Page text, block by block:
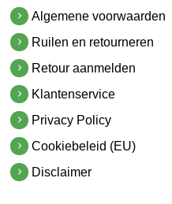
Algemene voorwaarden
Ruilen en retourneren
Retour aanmelden
Klantenservice
Privacy Policy
Cookiebeleid (EU)
Disclaimer